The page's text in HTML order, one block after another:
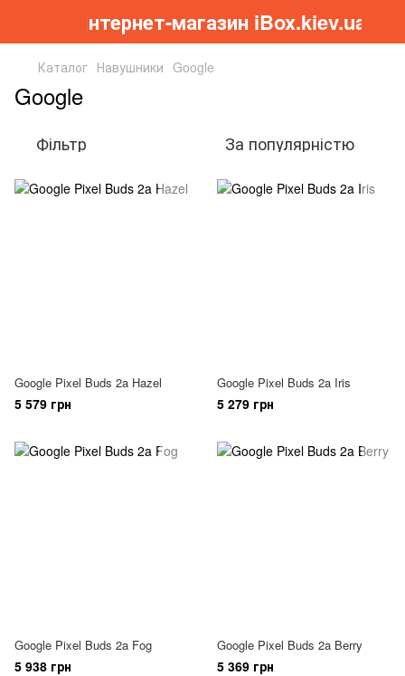
Інтернет-магазин iBox.kiev.ua
Каталог Навушники Google
Google
Фільтр За популярністю
Google Pixel Buds 2a Hazel
5 579 грн
Google Pixel Buds 2a Iris
5 279 грн
Google Pixel Buds 2a Fog
5 938 грн
Google Pixel Buds 2a Berry
5 369 грн